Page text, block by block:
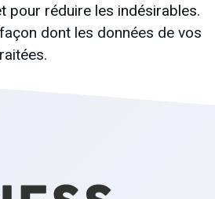
pour réduire les indésirables.
dont les données de vos
.